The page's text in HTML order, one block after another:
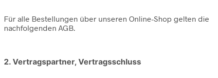
Für alle Bestellungen über unseren Online-Shop gelten die
nachfolgenden AGB.
2. Vertragspartner, Vertragsschluss